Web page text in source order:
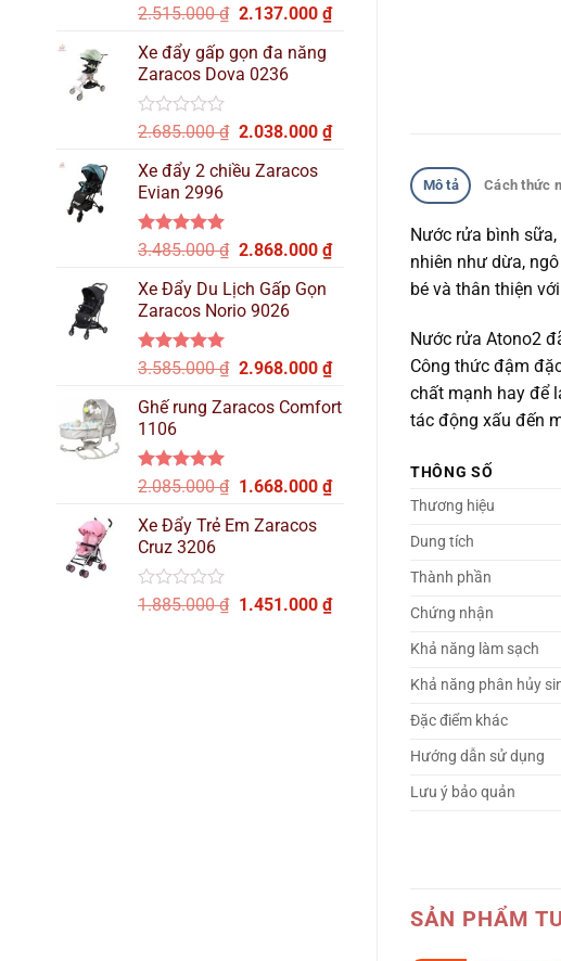
Được
hạng
0
5
sao
2.515.000₫ Giá
là:
2.515.000 ₫.
2.137.000 ₫Giá
Xe đẩy gấp gọn đa năng
Zaracos Dova 0236
Được
hạng
0
5
sao
2.685.000₫ Giá
là:
2.038.000 ₫Giá
Xe đẩy 2 chiều Zaracos
Evian 2996
Được xếp
5 sao
3.485.000₫ Giá
là:
3.485.000 ₫.
2.868.000 ₫Giá
2.868.000 ₫.
Xe Đẩy Du Lịch Gấp Gọn
Zaracos Norio 9026
Được xếp
5 sao
3.585.000₫ Giá
là:
2.968.000 ₫Giá
tại
Ghế rung Zaracos Comfort
1106
Được xếp
5 sao
2.085.000₫ Giá
là:
1.668.000 ₫Giá
1.668.000 ₫.
Xe Đẩy Trẻ Em Zaracos
Cruz 3206
Được
1.885.000₫ Giá
1.451.000 ₫Giá
1.451.000 ₫.
Mô tả Cách thức
Nước rửa bình
nhiên như dừa,
bé và thân thiện
Nước rửa Atono2
Công thức đậm
chất mạnh hay để
tác động xấu đến
THÔNG SỐ
Thương hiệu
Dung tích
Thành phần
Chứng nhận
Khả năng làm sạch
Khả năng phân hủy
Đặc điểm khác
Hướng dẫn sử dụng
Lưu ý bảo quản
SẢN PHẨM